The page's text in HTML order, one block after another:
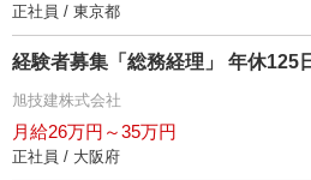
正社員 / 東京都
経験者募集「総務経理」 年休125
旭技建株式会社
月給26万円～35万円
正社員 / 大阪府